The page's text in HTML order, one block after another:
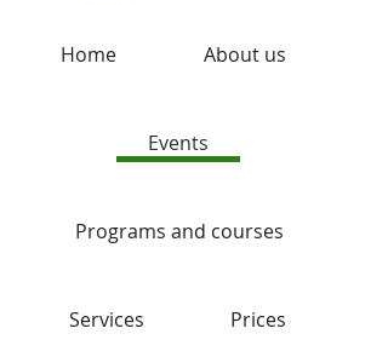
Home About us
Events
Programs and courses
Services Prices